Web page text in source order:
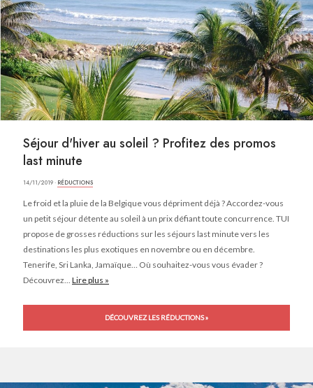
Séjour d'hiver au soleil ? Profitez des promos
last minute
14/11/2019 · RÉDUCTIONS
Le froid et la pluie de la Belgique vous dépriment déjà ? Accordez-vous
un petit séjour détente au soleil à un prix défiant toute concurrence. TUI
propose de grosses réductions sur les séjours last minute vers les
destinations les plus exotiques en novembre ou en décembre.
Tenerife, Sri Lanka, Jamaïque… Où souhaitez-vous vous évader ?
Découvrez... Lire plus »
DÉCOUVREZ LES RÉDUCTIONS »